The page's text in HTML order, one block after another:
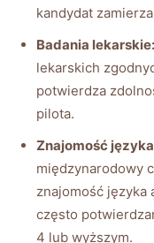
kandydat
Badania lekarskie:
lekarskich
potwierdza
pilota.
Znajomość
międzynarodowy
znajomość języka
często
4 lub wyższym.